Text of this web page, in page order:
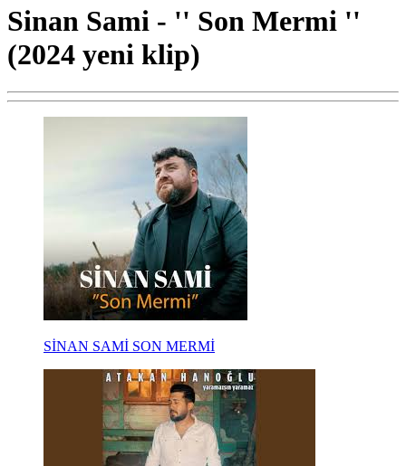
Sinan Sami - '' Son Mermi ''
(2024 yeni klip)
SİNAN SAMİ SON MERMİ